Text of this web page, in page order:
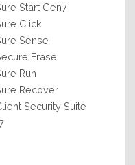
Start Gen7
Click
Sense
Erase
Run
Recover
Security Suite